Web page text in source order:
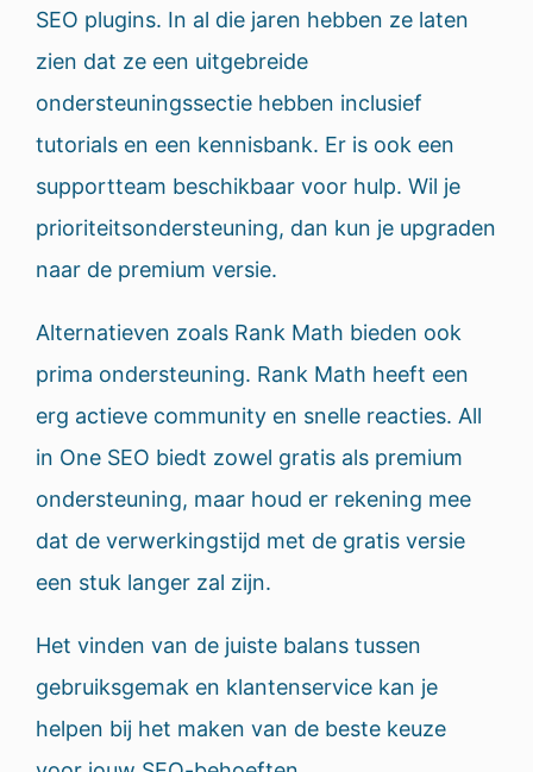
SEO plugins. In al die jaren hebben ze laten
zien dat ze een uitgebreide
ondersteuningssectie hebben inclusief
tutorials en een kennisbank. Er is ook een
supportteam beschikbaar voor hulp. Wil je
prioriteitsondersteuning, dan kun je upgraden
naar de premium versie.
Alternatieven zoals Rank Math bieden ook
prima ondersteuning. Rank Math heeft een
erg actieve community en snelle reacties. All
in One SEO biedt zowel gratis als premium
ondersteuning, maar houd er rekening mee
dat de verwerkingstijd met de gratis versie
een stuk langer zal zijn.
Het vinden van de juiste balans tussen
gebruiksgemak en klantenservice kan je
helpen bij het maken van de beste keuze